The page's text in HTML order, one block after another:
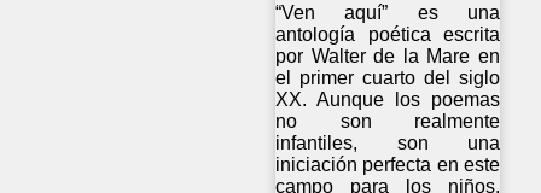
“Ven aquí” es una
antología poética escrita
por Walter de la Mare en
el primer cuarto del siglo
XX. Aunque los poemas
no son realmente
infantiles, son una
iniciación perfecta en este
campo para los niños,